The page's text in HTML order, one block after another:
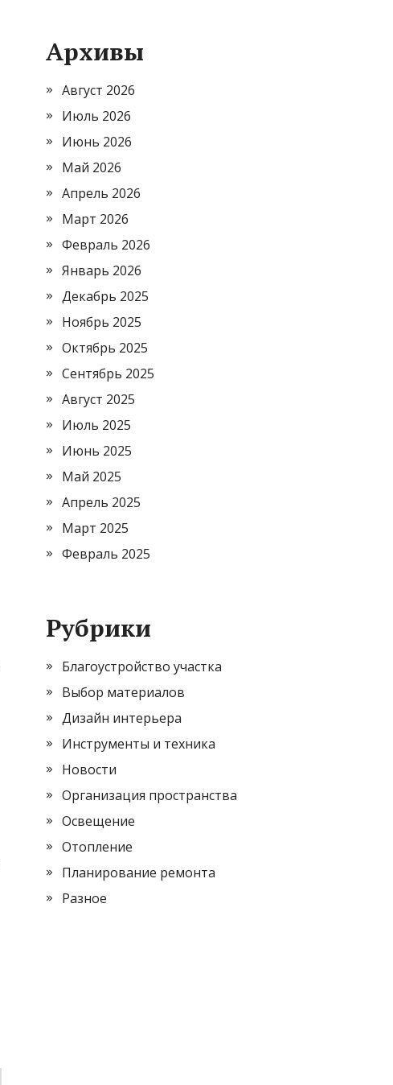
Архивы
Август 2026
Июль 2026
Июнь 2026
Май 2026
Апрель 2026
Март 2026
Февраль 2026
Январь 2026
Декабрь 2025
Ноябрь 2025
Октябрь 2025
Сентябрь 2025
Август 2025
Июль 2025
Июнь 2025
Май 2025
Апрель 2025
Март 2025
Февраль 2025
Рубрики
Благоустройство участка
Выбор материалов
Дизайн интерьера
Инструменты и техника
Новости
Организация пространства
Освещение
Отопление
Планирование ремонта
Разное